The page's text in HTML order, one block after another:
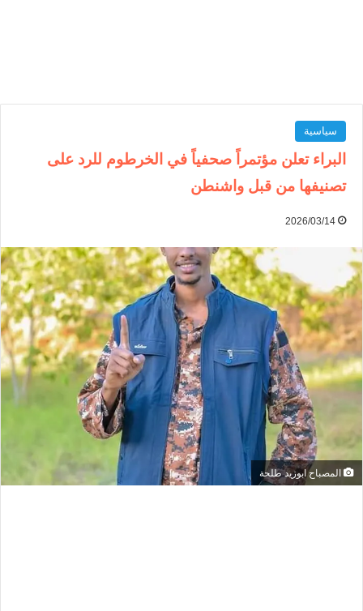
سياسية
البراء تعلن مؤتمراً صحفياً في الخرطوم للرد على
تصنيفها من قبل واشنطن
2026/03/14
المصباح ابوزيد طلحة